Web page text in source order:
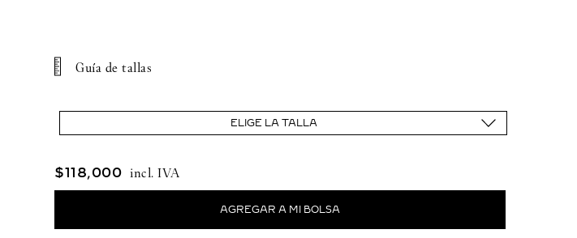
- Largo de la cadena: 42 cm
Guía de tallas
ELIGE LA TALLA
$118,000